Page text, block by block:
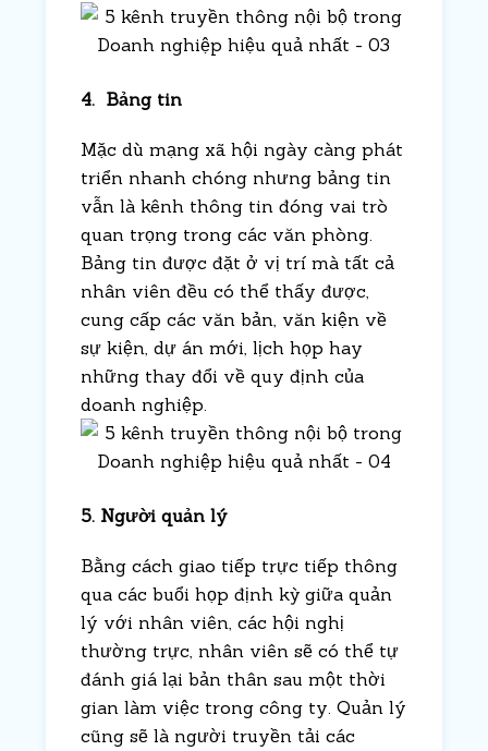
4. Bảng tin
Mặc dù mạng xã hội ngày càng phát
triển nhanh chóng nhưng bảng tin
vẫn là kênh thông tin đóng vai trò
quan trọng trong các văn phòng.
Bảng tin được đặt ở vị trí mà tất cả
nhân viên đều có thể thấy được,
cung cấp các văn bản, văn kiện về
sự kiện, dự án mới, lịch họp hay
những thay đổi về quy định của
doanh nghiệp.
5. Người quản lý
Bằng cách giao tiếp trực tiếp thông
qua các buổi họp định kỳ giữa quản
lý với nhân viên, các hội nghị
thường trực, nhân viên sẽ có thể tự
đánh giá lại bản thân sau một thời
gian làm việc trong công ty. Quản lý
cũng sẽ là người truyền tải các